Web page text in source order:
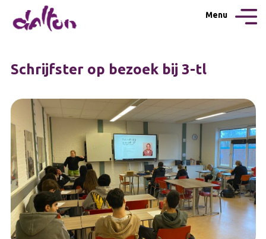
Menu
Schrijfster op bezoek bij 3-tl